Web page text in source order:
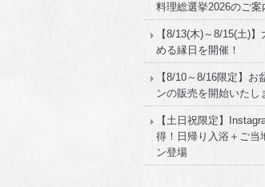
料理総選挙2026のご案
【8/13(木)～8/15(土)
める縁日を開催！
【8/10～8/16限定】お
ンの販売を開始いたし
【土日祝限定】
得！日帰り入浴＋ご当
ン登場